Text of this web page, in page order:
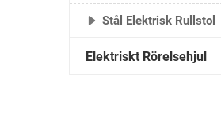
Stål Elektrisk Rullstol
Elektriskt Rörelsehjul